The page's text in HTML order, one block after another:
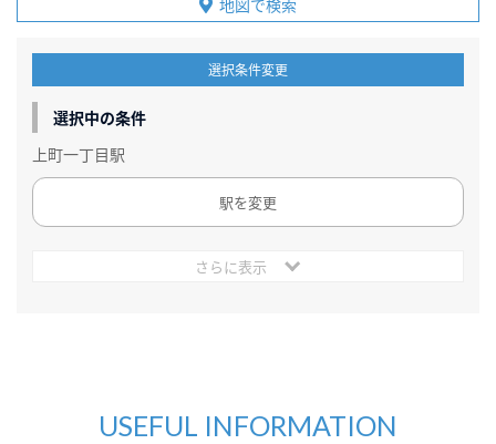
地図で検索
選択条件変更
選択中の条件
上町一丁目駅
駅を変更
さらに表示
USEFUL INFORMATION